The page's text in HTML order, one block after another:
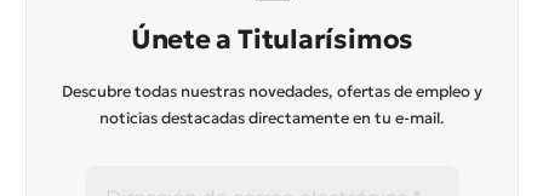
Únete a Titularísimos
Descubre todas nuestras novedades, ofertas de empleo y
noticias destacadas directamente en tu e-mail.